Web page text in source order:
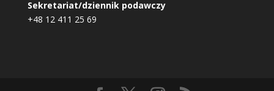
Sekretariat/dziennik podawczy
+48 12 411 25 69